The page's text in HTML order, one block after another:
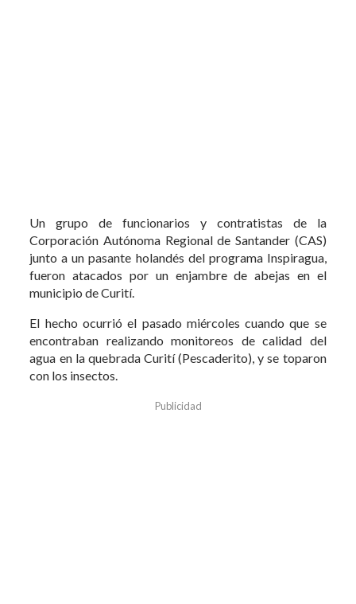
Un grupo de funcionarios y contratistas de la
Corporación Autónoma Regional de Santander (CAS)
junto a un pasante holandés del programa Inspiragua,
fueron atacados por un enjambre de abejas en el
municipio de Curití.
El hecho ocurrió el pasado miércoles cuando que se
encontraban realizando monitoreos de calidad del
agua en la quebrada Curití (Pescaderito), y se toparon
con los insectos.
Publicidad